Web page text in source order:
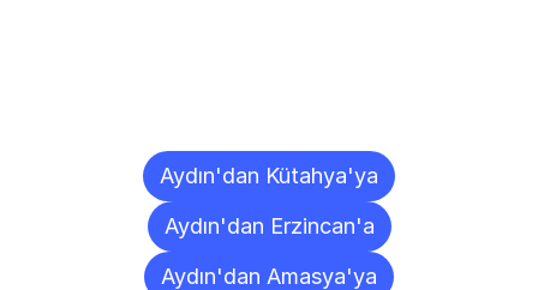
Aydın'dan Kütahya'ya
Aydın'dan Erzincan'a
Aydın'dan Amasya'ya